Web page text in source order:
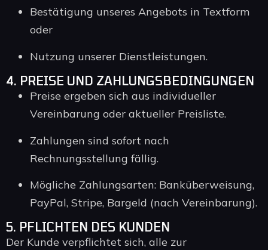
Bestätigung unseres Angebots in Textform
oder
Nutzung unserer Dienstleistungen.
4. PREISE UND ZAHLUNGSBEDINGUNGEN
Preise ergeben sich aus individueller
Vereinbarung oder aktueller Preisliste.
Zahlungen sind sofort nach
Rechnungsstellung fällig.
Mögliche Zahlungsarten: Banküberweisung,
PayPal, Stripe, Bargeld (nach Vereinbarung).
5. PFLICHTEN DES KUNDEN
Der Kunde verpflichtet sich, alle zur